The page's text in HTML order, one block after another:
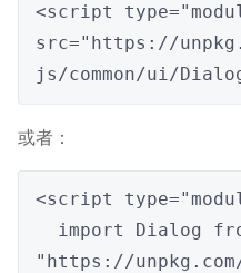
<script
src="https://
js/common/ui/
或者：
<script
"https://